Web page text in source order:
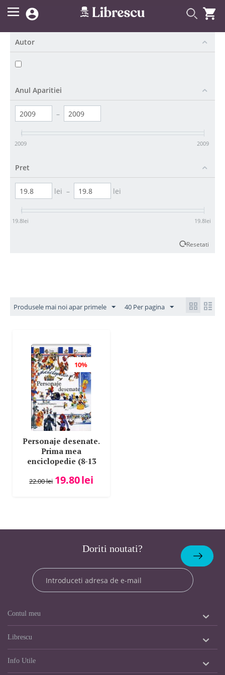
 
Autor
Anul Aparitiei
–
2009 2009
Pret
lei – lei
19.8lei 19.8lei
Resetati
Produsele mai noi apar primele 40 Per pagina
10%
Personaje desenate.
Prima mea
enciclopedie (8-13
22.00lei 19.80lei
Doriti noutati?
Abonare
Contul meu
Librescu
Info Utile